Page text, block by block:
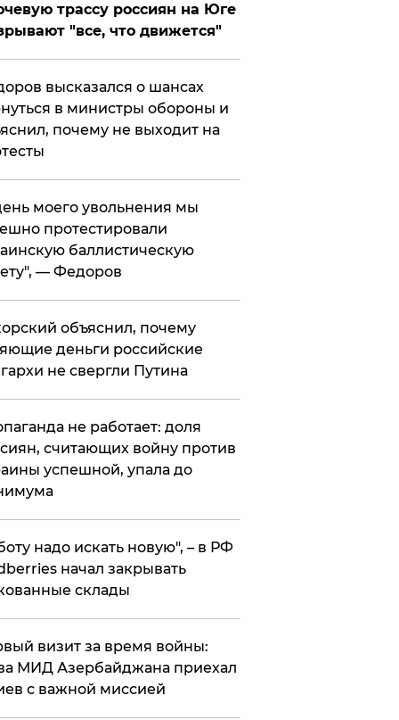
трассу россиян на Юге
"все, что движется"
высказался о шансах
в министры обороны и
почему не выходит на
моего увольнения мы
протестировали
баллистическую
— Федоров
объяснил, почему
деньги российские
не свергли Путина
не работает: доля
считающих войну против
успешной, упала до
надо искать новую", – в РФ
начал закрывать
склады
визит за время войны:
МИД Азербайджана приехал
с важной миссией